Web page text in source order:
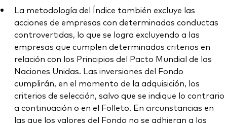
La metodología del Índice también excluye las
acciones de empresas con determinadas conductas
controvertidas, lo que se logra excluyendo a las
empresas que cumplen determinados criterios en
relación con los Principios del Pacto Mundial de las
Naciones Unidas. Las inversiones del Fondo
cumplirán, en el momento de la adquisición, los
criterios de selección, salvo que se indique lo contrario
a continuación o en el Folleto. En circunstancias en
las que los valores del Fondo no se adhieran a los